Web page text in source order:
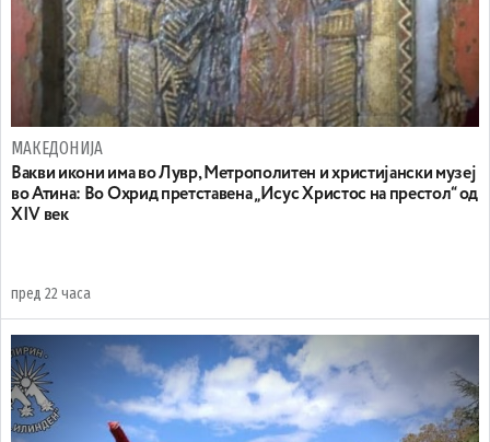
МАКЕДОНИЈА
Вакви икони има во Лувр, Метрополитен и христијански музеј
во Атина: Во Охрид претставена „Исус Христос на престол“ од
XIV век
пред 22 часа